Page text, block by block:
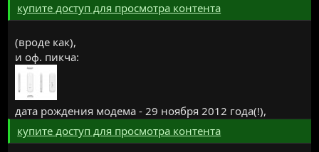
купите доступ для просмотра контента
(вроде как),
и оф. пикча:
дата рождения модема - 29 ноября 2012 года(!),
купите доступ для просмотра контента